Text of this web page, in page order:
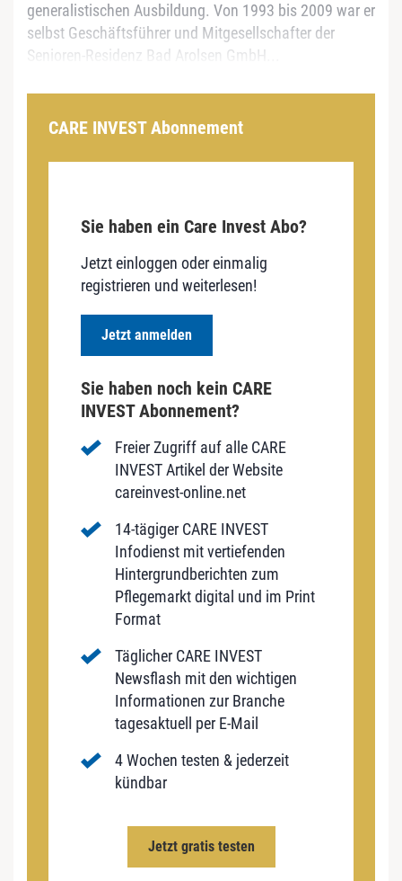
generalistischen Ausbildung. Von 1993 bis 2009 war er
selbst Geschäftsführer und Mitgesellschafter der
Senioren-Residenz Bad Arolsen GmbH...
CARE INVEST Abonnement
Sie haben ein Care Invest Abo?
Jetzt einloggen oder einmalig
registrieren und weiterlesen!
Jetzt anmelden
Sie haben noch kein CARE
INVEST Abonnement?
Freier Zugriff auf alle CARE
INVEST Artikel der Website
careinvest-online.net
14-tägiger CARE INVEST
Infodienst mit vertiefenden
Hintergrundberichten zum
Pflegemarkt digital und im Print
Format
Täglicher CARE INVEST
Newsflash mit den wichtigen
Informationen zur Branche
tagesaktuell per E-Mail
4 Wochen testen & jederzeit
kündbar
Jetzt gratis testen